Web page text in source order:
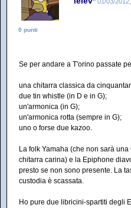
0 punti
Se per andare a T'orino passate
una chitarra classica da
due tin whistle (in D e in G);
un'armonica (in G);
un'armonica rotta (sempre in G);
uno o forse due kazoo.
La folk Yamaha (che non sarà
chitarra carina) e la Epiphone
presto se non sono presente. La
custodia è scassata.
Ho pure due libricini-spartiti degli